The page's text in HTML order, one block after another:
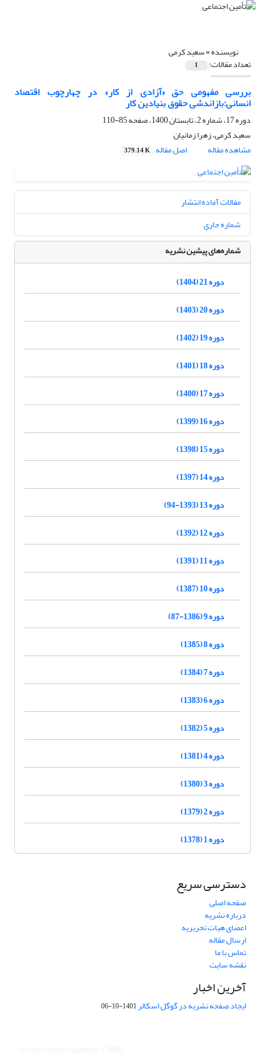
نویسنده =سعید کرمی
تعداد مقالات: 1
بررسی مفهومی حق «آزادی از کار» در چهارچوب اقتصاد
انسانی:بازاندشی حقوق بنیادین کار
دوره 17، شماره 2، تابستان 1400، صفحه
85-110
سعید کرمی، زهرا زمانیان
مشاهده مقاله
اصل مقاله 379.14 K
مقالات آماده انتشار
شماره جاری
شماره‌های پیشین نشریه
دوره 21 (1404)
دوره 20 (1403)
دوره 19 (1402)
دوره 18 (1401)
دوره 17 (1400)
دوره 16 (1399)
دوره 15 (1398)
دوره 14 (1397)
دوره 13 (1393-94)
دوره 12 (1392)
دوره 11 (1391)
دوره 10 (1387)
دوره 9 (1386-87)
دوره 8 (1385)
دوره 7 (1384)
دوره 6 (1383)
دوره 5 (1382)
دوره 4 (1381)
دوره 3 (1380)
دوره 2 (1379)
دوره 1 (1378)
دسترسی سریع
صفحه اصلی
درباره نشریه
اعضای هیات تحریریه
ارسال مقاله
تماس با ما
نقشه سایت
آخرین اخبار
ایجاد صفحه نشریه در گوگل اسکالر1401-10-06